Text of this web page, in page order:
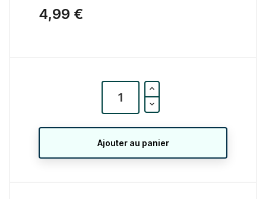
4,99 €
Ajouter au panier